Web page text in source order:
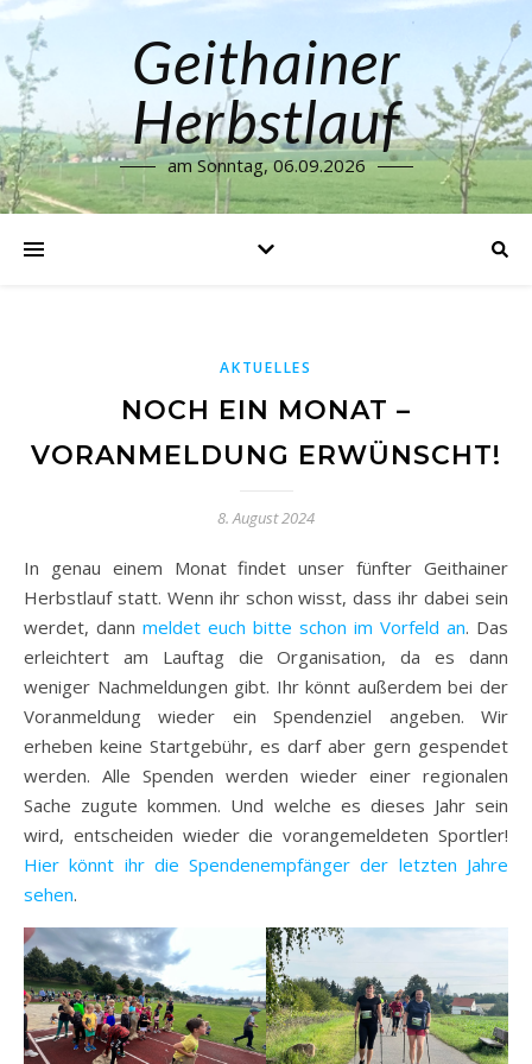
Geithainer
Herbstlauf
am Sonntag, 06.09.2026
AKTUELLES
NOCH EIN MONAT –
VORANMELDUNG ERWÜNSCHT!
8. August 2024
In genau einem Monat findet unser fünfter Geithainer
Herbstlauf statt. Wenn ihr schon wisst, dass ihr dabei sein
werdet, dann meldet euch bitte schon im Vorfeld an. Das
erleichtert am Lauftag die Organisation, da es dann
weniger Nachmeldungen gibt. Ihr könnt außerdem bei der
Voranmeldung wieder ein Spendenziel angeben. Wir
erheben keine Startgebühr, es darf aber gern gespendet
werden. Alle Spenden werden wieder einer regionalen
Sache zugute kommen. Und welche es dieses Jahr sein
wird, entscheiden wieder die vorangemeldeten Sportler!
Hier könnt ihr die Spendenempfänger der letzten Jahre
sehen.